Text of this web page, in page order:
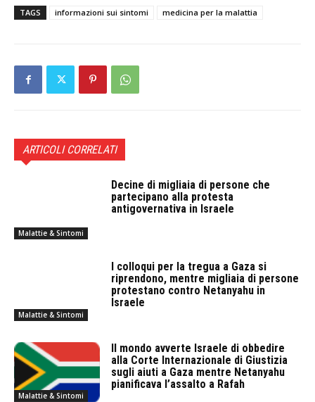
TAGS informazioni sui sintomi medicina per la malattia
ARTICOLI CORRELATI
Malattie & Sintomi
Decine di migliaia di persone che
partecipano alla protesta
antigovernativa in Israele
Malattie & Sintomi
I colloqui per la tregua a Gaza si
riprendono, mentre migliaia di persone
protestano contro Netanyahu in
Israele
Malattie & Sintomi
Il mondo avverte Israele di obbedire
alla Corte Internazionale di Giustizia
sugli aiuti a Gaza mentre Netanyahu
pianificava l’assalto a Rafah